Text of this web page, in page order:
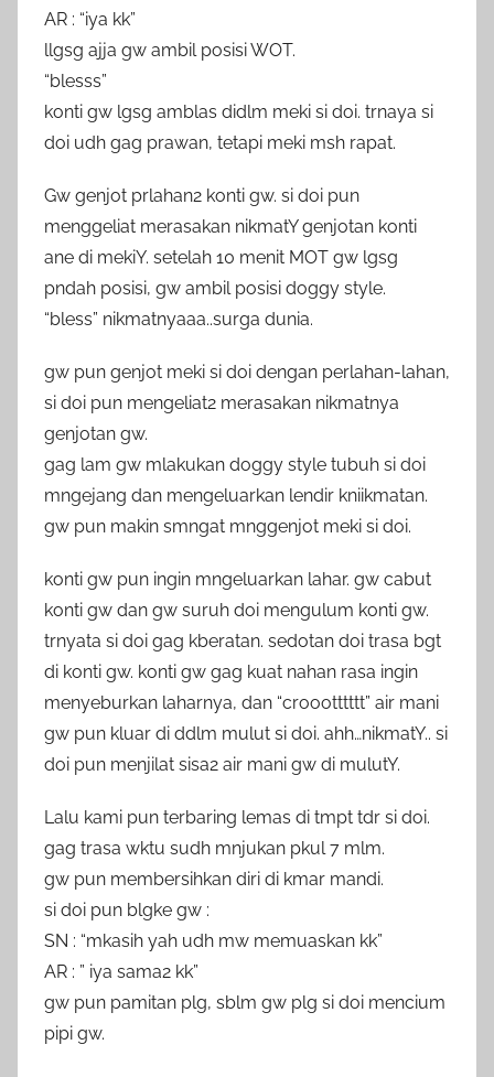
AR : “iya kk”
llgsg ajja gw ambil posisi WOT.
“blesss”
konti gw lgsg amblas didlm meki si doi. trnaya si
doi udh gag prawan, tetapi meki msh rapat.
Gw genjot prlahan2 konti gw. si doi pun
menggeliat merasakan nikmatY genjotan konti
ane di mekiY. setelah 10 menit MOT gw lgsg
pndah posisi, gw ambil posisi doggy style.
“bless” nikmatnyaaa..surga dunia.
gw pun genjot meki si doi dengan perlahan-lahan,
si doi pun mengeliat2 merasakan nikmatnya
genjotan gw.
gag lam gw mlakukan doggy style tubuh si doi
mngejang dan mengeluarkan lendir kniikmatan.
gw pun makin smngat mnggenjot meki si doi.
konti gw pun ingin mngeluarkan lahar. gw cabut
konti gw dan gw suruh doi mengulum konti gw.
trnyata si doi gag kberatan. sedotan doi trasa bgt
di konti gw. konti gw gag kuat nahan rasa ingin
menyeburkan laharnya, dan “croootttttt” air mani
gw pun kluar di ddlm mulut si doi. ahh…nikmatY.. si
doi pun menjilat sisa2 air mani gw di mulutY.
Lalu kami pun terbaring lemas di tmpt tdr si doi.
gag trasa wktu sudh mnjukan pkul 7 mlm.
gw pun membersihkan diri di kmar mandi.
si doi pun blgke gw :
SN : “mkasih yah udh mw memuaskan kk”
AR : ” iya sama2 kk”
gw pun pamitan plg, sblm gw plg si doi mencium
pipi gw.